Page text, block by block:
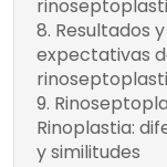
Resultados y
expectativas
Rinoplastia:
y similitudes